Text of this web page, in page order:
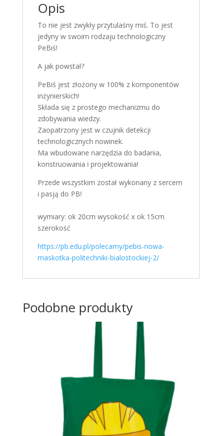
Opis
To nie jest zwykły przytulaśny miś. To jest
jedyny w swoim rodzaju technologiczny
PeBiś!
A jak powstał?
PeBiś jest złożony w 100% z komponentów
inżynierskich!
Składa się z prostego mechanizmu do
zdobywania wiedzy.
Zaopatrzony jest w czujnik detekcji
technologicznych nowinek.
Ma wbudowane narzędzia do badania,
konstruowania i projektowania!
Przede wszystkim został wykonany z sercem
i pasją do PB!
wymiary: ok 20cm wysokość x ok 15cm
szerokość
https://pb.edu.pl/polecamy/pebis-nowa-
maskotka-politechniki-bialostockiej-2/
Podobne produkty